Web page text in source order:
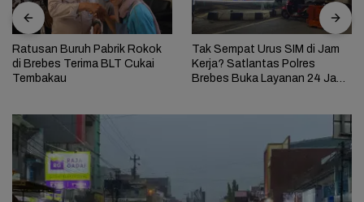
Ratusan Buruh Pabrik Rokok
di Brebes Terima BLT Cukai
Tembakau
Tak Sempat Urus SIM di Jam
Kerja? Satlantas Polres
Brebes Buka Layanan 24 Jam